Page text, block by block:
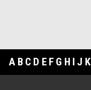
A B C D E F G H I J K